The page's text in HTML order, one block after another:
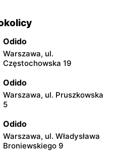
Odido
Warszawa, ul.
Częstochowska 19
Odido
Warszawa, ul. Pruszkowska
5
Odido
Warszawa, ul. Władysława
Broniewskiego 9